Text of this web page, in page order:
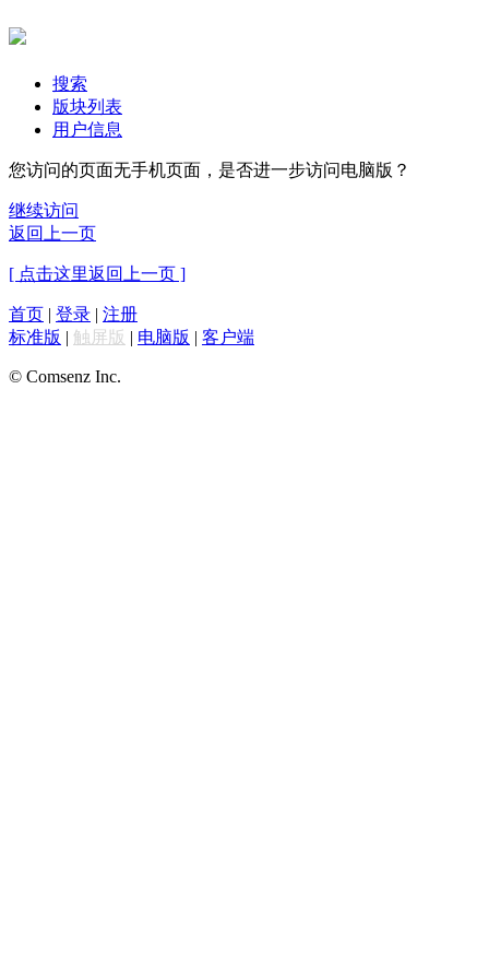
搜索
版块列表
用户信息
您访问的页面无手机页面，是否进一步访问电脑版？
继续访问
返回上一页
[ 点击这里返回上一页 ]
首页 | 登录 | 注册
标准版 | 触屏版 | 电脑版 | 客户端
© Comsenz Inc.